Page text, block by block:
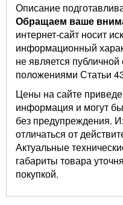
Описание
Обращаем ваше
интернет-сайт носит
информационный
не является
положениями Статьи
Цены на сайте
информация и могут
без предупреждения.
отличаться от
Актуальные
габариты товара
покупкой.